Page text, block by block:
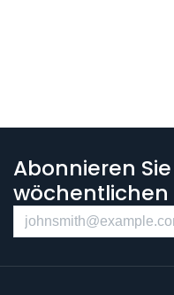
Abonnieren
wöchentlichen